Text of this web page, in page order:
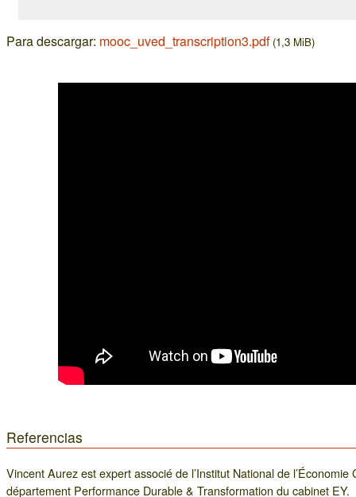
Para descargar: mooc_uved_transcription3.pdf (1,3 MiB)
Referencias
Vincent Aurez est expert associé de l’Institut National de
département Performance Durable & Transformation du cabinet EY.